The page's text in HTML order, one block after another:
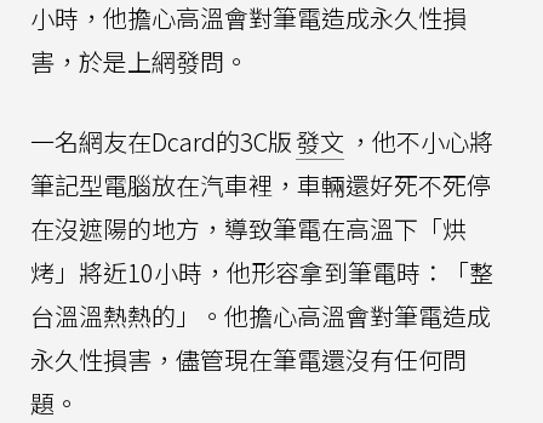
小時，他擔心高溫會對筆電造成永久性損
害，於是上網發問。
一名網友在Dcard的3C版發文 ，他不小心將
筆記型電腦放在汽車裡，車輛還好死不死停
在沒遮陽的地方，導致筆電在高溫下「烘
烤」將近10小時，他形容拿到筆電時：「整
台溫溫熱熱的」。他擔心高溫會對筆電造成
永久性損害，儘管現在筆電還沒有任何問
題。